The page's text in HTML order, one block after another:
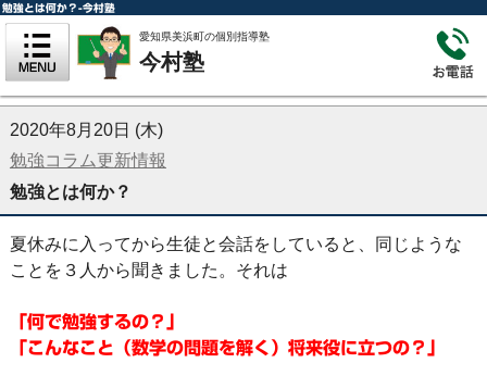
勉強とは何か？-今村塾
愛知県美浜町の個別指導塾
今村塾
2020年8月20日 (木)
勉強コラム更新情報
勉強とは何か？
夏休みに入ってから生徒と会話をしていると、同じような
ことを３人から聞きました。それは
「何で勉強するの？」
「こんなこと（数学の問題を解く）将来役に立つの？」